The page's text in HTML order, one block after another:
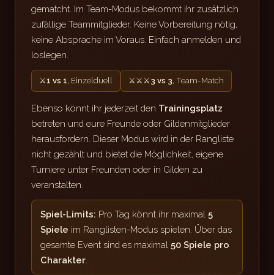
gematcht. Im Team-Modus bekommt ihr zusätzlich
zufällige Teammitglieder. Keine Vorbereitung nötig,
keine Absprache im Voraus. Einfach anmelden und
loslegen.
⚔1 vs 1, Einzelduell ⚔⚔⚔ 3 vs 3, Team-Match
Ebenso könnt ihr jederzeit den Trainingsplatz
betreten und eure Freunde oder Gildenmitglieder
herausfordern. Dieser Modus wird in der Rangliste
nicht gezählt und bietet die Möglichkeit, eigene
Turniere unter Freunden oder in Gilden zu
veranstalten.
Spiel-Limits: Pro Tag könnt ihr maximal 5
Spiele im Ranglisten-Modus spielen. Über das
gesamte Event sind es maximal 50 Spiele pro
Charakter